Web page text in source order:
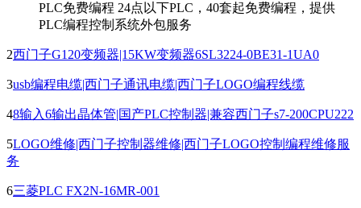
PLC免费编程 24点以下PLC，40套起免费编程，提供
PLC编程控制系统外包服务
2西门子G120变频器|15KW变频器6SL3224-0BE31-1UA0
3usb编程电缆|西门子通讯电缆|西门子LOGO编程线缆
48输入6输出晶体管|国产PLC控制器|兼容西门子s7-200CPU222
5LOGO维修|西门子控制器维修|西门子LOGO控制编程维修服
务
6三菱PLC FX2N-16MR-001